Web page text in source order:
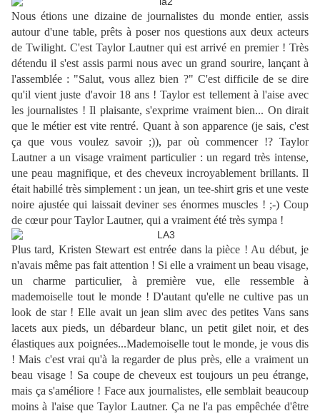
Nous étions une dizaine de journalistes du monde entier, assis
autour d'une table, prêts à poser nos questions aux deux acteurs
de Twilight. C'est Taylor Lautner qui est arrivé en premier ! Très
détendu il s'est assis parmi nous avec un grand sourire, lançant à
l'assemblée : "Salut, vous allez bien ?" C'est difficile de se dire
qu'il vient juste d'avoir 18 ans ! Taylor est tellement à l'aise avec
les journalistes ! Il plaisante, s'exprime vraiment bien... On dirait
que le métier est vite rentré. Quant à son apparence (je sais, c'est
ça que vous voulez savoir ;)), par où commencer !? Taylor
Lautner a un visage vraiment particulier : un regard très intense,
une peau magnifique, et des cheveux incroyablement brillants. Il
était habillé très simplement : un jean, un tee-shirt gris et une veste
noire ajustée qui laissait deviner ses énormes muscles ! ;-) Coup
de cœur pour Taylor Lautner, qui a vraiment été très sympa !
Plus tard, Kristen Stewart est entrée dans la pièce ! Au début, je
n'avais même pas fait attention ! Si elle a vraiment un beau visage,
un charme particulier, à première vue, elle ressemble à
mademoiselle tout le monde ! D'autant qu'elle ne cultive pas un
look de star ! Elle avait un jean slim avec des petites Vans sans
lacets aux pieds, un débardeur blanc, un petit gilet noir, et des
élastiques aux poignées...Mademoiselle tout le monde, je vous dis
! Mais c'est vrai qu'à la regarder de plus près, elle a vraiment un
beau visage ! Sa coupe de cheveux est toujours un peu étrange,
mais ça s'améliore ! Face aux journalistes, elle semblait beaucoup
moins à l'aise que Taylor Lautner. Ça ne l'a pas empêchée d'être